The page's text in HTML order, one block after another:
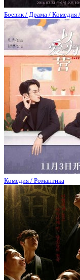
Боевик / Драма /
Комедия / Романтика